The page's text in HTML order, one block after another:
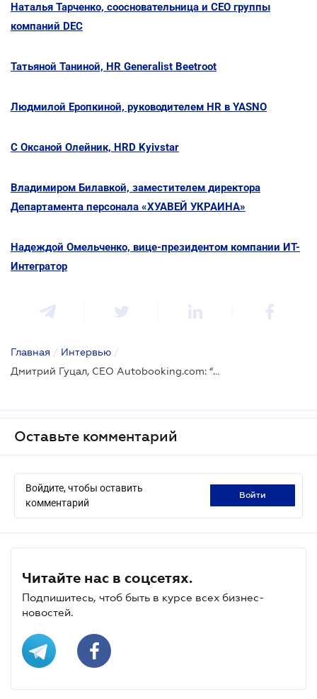
Наталья Тарченко, соосновательница и CEO группы
компаний DEC
Татьяной Таниной, HR Generalist Beetroot
Людмилой Еропкиной, руководителем HR в YASNO
С Оксаной Олейник, HRD Kyivstar
Владимиром Билавкой, заместителем директора
Департамента персонала «ХУАВЕЙ УКРАИНА»
Надеждой Омельченко, вице-президентом компании ИТ-
Интегратор
Главная / Интервью /
Дмитрий Гуцал, CEO Autobooking.com: “Новая реальность - это полностью удаленная работа и paperless”
Оставьте комментарий
Войдите, чтобы оставить
комментарий
войти
Читайте нас в соцсетях.
Подпишитесь, чтоб быть в курсе всех бизнес-
новостей.